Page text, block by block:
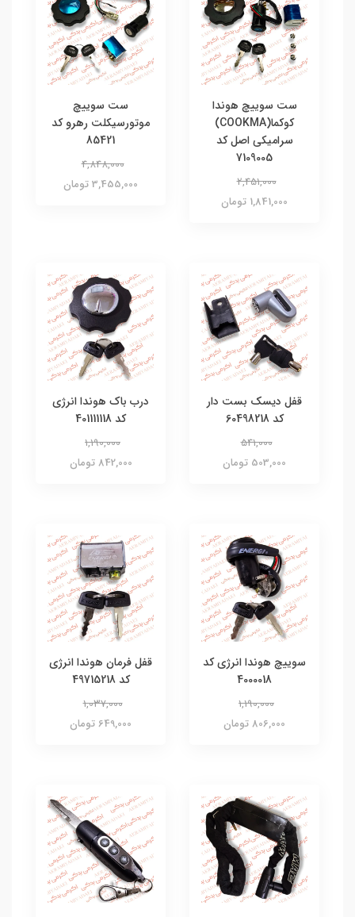
ست سوییچ هوندا
کوکما(COOKMA)
سرامیکی اصل کد
7109005
2,451,000
1,841,000 تومان
ست سوییچ
موتورسیکلت رهرو کد
85421
4,848,000
3,455,000 تومان
قفل دیسک بست دار
کد 60498218
541,000
503,000 تومان
درب باک هوندا انرژی
کد 401111118
1,190,000
842,000 تومان
سوییچ هوندا انرژی کد
4000018
1,190,000
806,000 تومان
قفل فرمان هوندا انرژی
کد 49715218
1,037,000
649,000 تومان